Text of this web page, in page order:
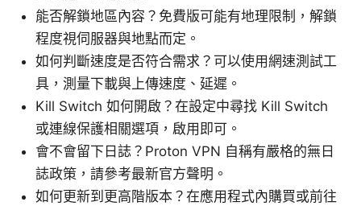
能否解鎖地區內容？免費版可能有地理限制，解鎖
程度視伺服器與地點而定。
如何判斷速度是否符合需求？可以使用網速測試工
具，測量下載與上傳速度、延遲。
Kill Switch 如何開啟？在設定中尋找 Kill Switch
或連線保護相關選項，啟用即可。
會不會留下日誌？Proton VPN 自稱有嚴格的無日
誌政策，請參考最新官方聲明。
如何更新到更高階版本？在應用程式內購買或前往